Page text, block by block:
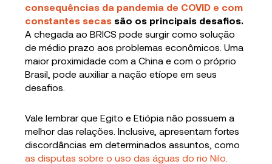
consequências da pandemia de COVID e com
constantes secas são os principais desafios.
A chegada ao BRICS pode surgir como solução
de médio prazo aos problemas econômicos. Uma
maior proximidade com a China e com o próprio
Brasil, pode auxiliar a nação etíope em seus
desafios.
Vale lembrar que Egito e Etiópia não possuem a
melhor das relações. Inclusive, apresentam fortes
discordâncias em determinados assuntos, como
as disputas sobre o uso das águas do rio Nilo